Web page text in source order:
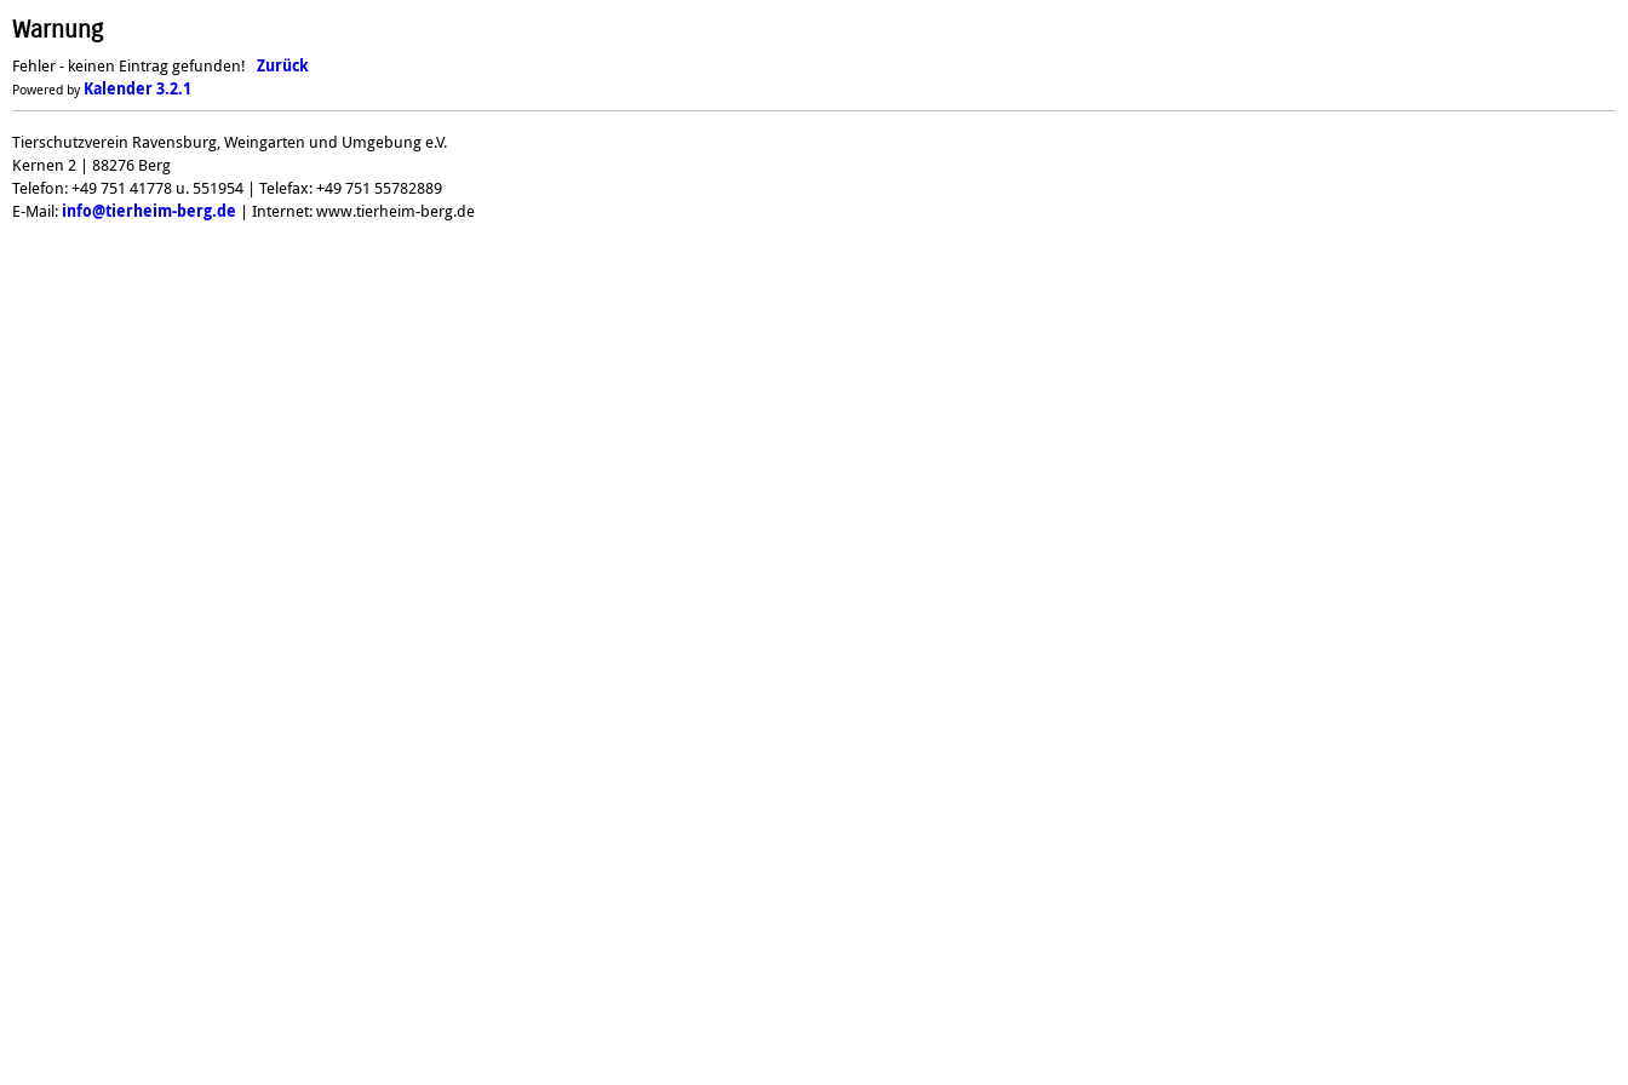
Warnung
Fehler - keinen Eintrag gefunden! Zurück
Powered by Kalender 3.2.1
Tierschutzverein Ravensburg, Weingarten und Umgebung e.V.
Kernen 2 | 88276 Berg
Telefon: +49 751 41778 u. 551954 | Telefax: +49 751 55782889
E-Mail:
| Internet: www.tierheim-berg.de